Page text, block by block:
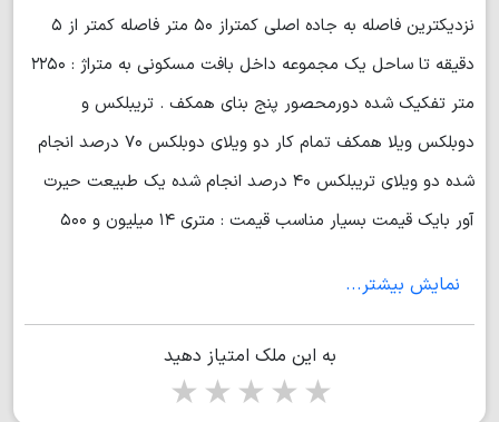
نزدیکترین فاصله به جاده اصلی کمتراز ۵۰ متر فاصله کمتر از ۵
دقیقه تا ساحل یک مجموعه داخل بافت مسکونی به متراژ : ۲۲۵۰
متر تفکیک شده دورمحصور پنج بنای همکف . تریبلکس و
دوبلکس ویلا همکف تمام کار دو ویلای دوبلکس ۷۰ درصد انجام
شده دو ویلای تریبلکس ۴۰ درصد انجام شده یک طبیعت حیرت
آور بایک قیمت بسیار مناسب قیمت : متری ۱۴ میلیون و ۵۰۰
نمایش بیشتر...
به این ملک امتیاز دهید
5 stars
4 stars
3 stars
2 stars